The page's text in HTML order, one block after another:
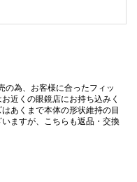
の為、お客様に合ったフィッ
近くの眼鏡店にお持ち込みく
あくまで本体の形状維持の目
ますが、こちらも返品・交換